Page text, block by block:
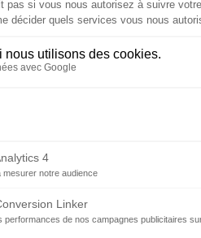
Oreiller
Smartcool
229 €
Oreiller Ombracio
À propos de